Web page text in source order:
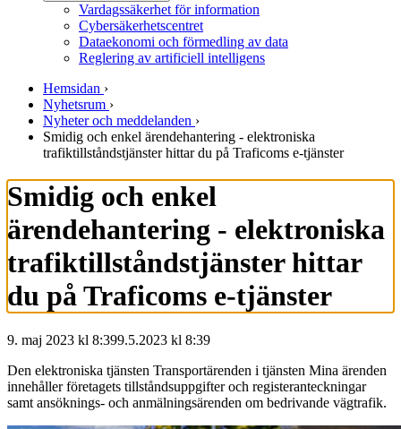
Vardagssäkerhet för information
Cybersäkerhetscentret
Dataekonomi och förmedling av data
Reglering av artificiell intelligens
Hemsidan ›
Nyhetsrum ›
Nyheter och meddelanden ›
Smidig och enkel ärendehantering - elektroniska
trafiktillståndstjänster hittar du på Traficoms e-tjänster
Smidig och enkel
ärendehantering - elektroniska
trafiktillståndstjänster hittar
du på Traficoms e-tjänster
9. maj 2023 kl 8:399.5.2023 kl 8:39
Den elektroniska tjänsten Transportärenden i tjänsten Mina ärenden
innehåller företagets tillståndsuppgifter och registeranteckningar
samt ansöknings- och anmälningsärenden om bedrivande vägtrafik.